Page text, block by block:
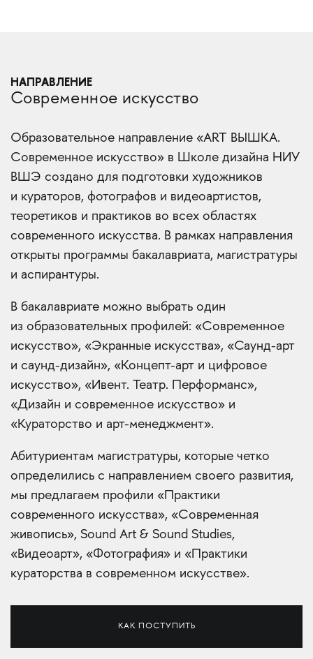
НАПРАВЛЕНИЕ
Современное искусство
Образовательное направление «ART ВЫШКА.
Современное искусство» в Школе дизайна НИУ
ВШЭ создано для подготовки художников
и кураторов, фотографов и видеоартистов,
теоретиков и практиков во всех областях
современного искусства. В рамках направления
открыты программы бакалавриата, магистратуры
и аспирантуры.
В бакалавриате можно выбрать один
из образовательных профилей: «Современное
искусство», «Экранные искусства», «Саунд-арт
и саунд-дизайн», «Концепт-арт и цифровое
искусство», «Ивент. Театр. Перформанс»,
«Дизайн и современное искусство» и
«Кураторство и арт-менеджмент».
Абитуриентам магистратуры, которые четко
определились с направлением своего развития,
мы предлагаем профили «Практики
современного искусства», «Современная
живопись», Sound Art & Sound Studies,
«Видеоарт», «Фотография» и «Практики
кураторства в современном искусстве».
КАК ПОСТУПИТЬ